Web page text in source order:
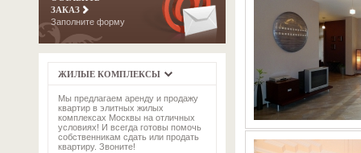
ЗАКАЗ
Заполните форму
ЖИЛЫЕ КОМПЛЕКСЫ
Мы предлагаем аренду и продажу
квартир в элитных жилых
комплексах Москвы на отличных
условиях! И всегда готовы помочь
собственникам сдать или продать
квартиру. Звоните!